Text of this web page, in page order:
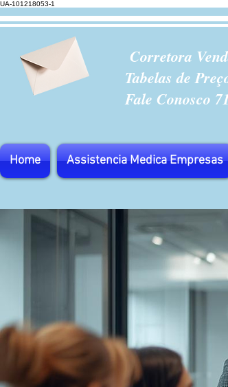
UA-101218053-1
Corretora
Tabelas de
Fale Conosco
Home Assistencia Medica Empresas